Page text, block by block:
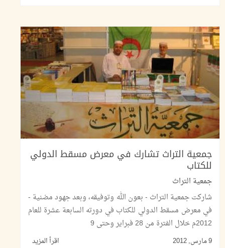
جمعية التراث تشارك في معرض مسقط الدولي
للكتاب
جمعية التراث
شاركت جمعية التراث - بعون الله وتوفيقه، وبعد جهود مضنية -
في معرض مسقط الدولي للكتاب في دورته السابعة عشرة للعام
2012م خلال الفترة من 28 فبراير وحتى 9
9 مارس, 2012 اقرأ المزيد